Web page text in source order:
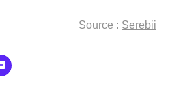
Source : Serebii